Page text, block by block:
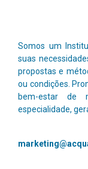
Somos um
suas
propostas e
ou condições.
bem-estar de
especialidade,